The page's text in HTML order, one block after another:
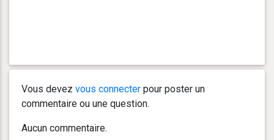
Vous devez vous connecter pour poster un
commentaire ou une question.
Aucun commentaire.